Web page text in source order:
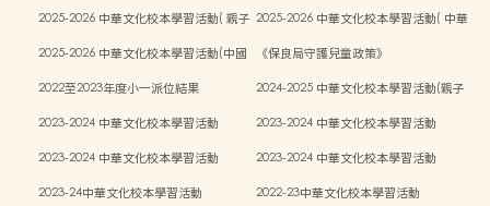
2025-2026 中華文化校本學習活動( 親子 2025-2026 中華文化校本學習活動( 中華
2025-2026 中華文化校本學習活動(中國
《保良局守護兒童政策》
2022至2023年度小一派位結果
2024-2025 中華文化校本學習活動(親子
2023-2024 中華文化校本學習活動
2023-2024 中華文化校本學習活動
2023-2024 中華文化校本學習活動
2023-2024 中華文化校本學習活動
2023-24中華文化校本學習活動
2022-23中華文化校本學習活動